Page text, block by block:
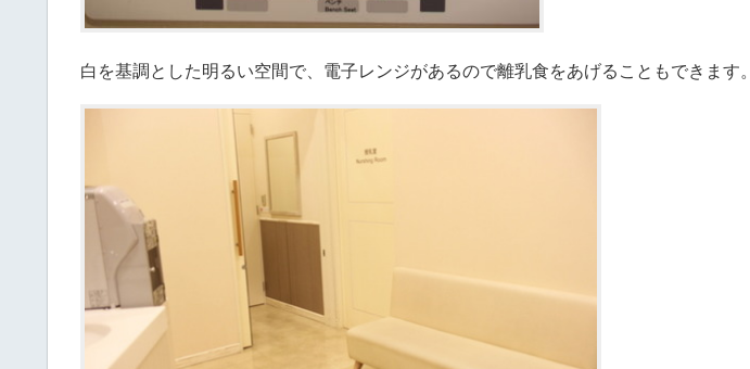
白を基調とした明るい空間で、電子レンジがあるので離乳食をあげることもできます。